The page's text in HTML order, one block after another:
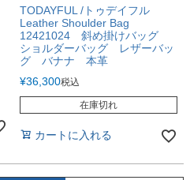
TODAYFUL /トゥデイフル
Leather Shoulder Bag
12421024 斜め掛けバッグ
ショルダーバッグ レザーバッ
グ バナナ 本革
¥36,300税込
在庫切れ
カートに入れる